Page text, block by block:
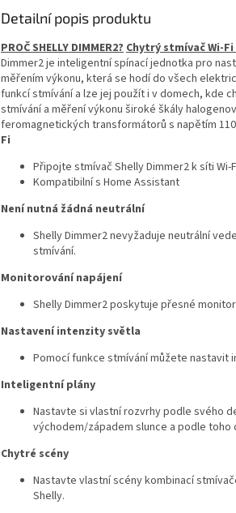
Detailní popis produktu
PROČ SHELLY DIMMER2? Chytrý stmívač Wi-
Dimmer2 je inteligentní spínací jednotka pro
měřením výkonu, která se hodí do všech
funkcí stmívání a lze jej použít i v domech, kde
stmívání a měření výkonu široké škály
feromagnetických transformátorů s napětím
Fi
Připojte stmívač Shelly Dimmer2 k síti Wi-
Kompatibilní s Home Assistant
Není nutná žádná neutrální
Shelly Dimmer2 nevyžaduje neutrální
stmívání.
Monitorování napájení
Shelly Dimmer2 poskytuje přesné
Nastavení intenzity světla
Pomocí funkce stmívání můžete
Inteligentní plány
Nastavte si vlastní rozvrhy podle svého
východem/západem slunce a podle
Chytré scény
Nastavte vlastní scény kombinací
Shelly.